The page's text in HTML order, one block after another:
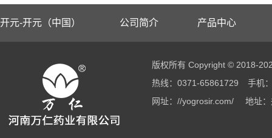
开元-开元（中国） 公司简介 产品中心
版权所有 Copyright © 2018-
热线：0371-65861729
手机
网址：//yogrosir.com/
地址